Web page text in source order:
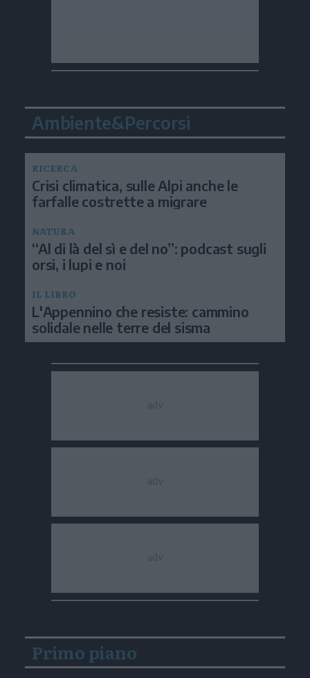
Ambiente&Percorsi
RICERCA
Crisi climatica, sulle Alpi anche le
farfalle costrette a migrare
NATURA
“Al di là del sì e del no”: podcast sugli
orsi, i lupi e noi
IL LIBRO
L'Appennino che resiste: cammino
solidale nelle terre del sisma
Primo piano